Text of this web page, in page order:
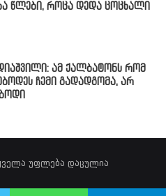
წლები, როცა დედა ცოცხალი
ამ ქალბატონს რომ
ჩემი გადადგომა, არ
უფლება დაცულია